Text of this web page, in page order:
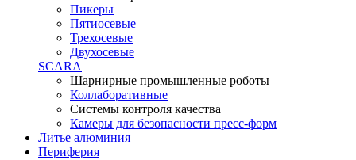
Пикеры
Пятиосевые
Трехосевые
Двухосевые
SCARA
Шарнирные промышленные роботы
Коллаборативные
Системы контроля качества
Камеры для безопасности пресс-форм
Литье алюминия
Периферия